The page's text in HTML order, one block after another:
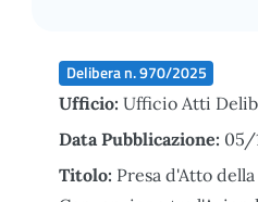
Delibera n. 970/2025
Ufficio: Ufficio Atti
Data Pubblicazione: 05/
Titolo: Presa d'Atto